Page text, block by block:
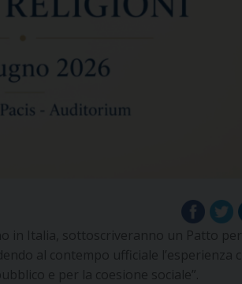
in Italia, sottoscriveranno un Patto per
al contempo ufficiale l’esperienza
e per la coesione sociale”.